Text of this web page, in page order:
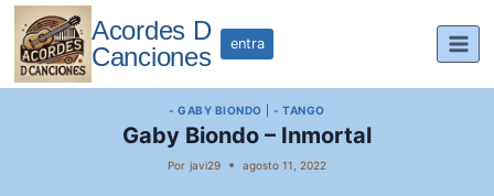
Saltar
contenido
Acordes D
Canciones
entra
- GABY BIONDO |- TANGO
Gaby Biondo – Inmortal
Por javi29 agosto 11, 2022